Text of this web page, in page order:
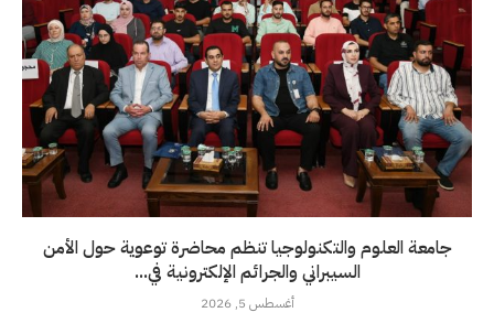
جامعة العلوم والتكنولوجيا تنظم محاضرة توعوية حول الأمن
السيبراني والجرائم الإلكترونية في...
أغسطس 5, 2026